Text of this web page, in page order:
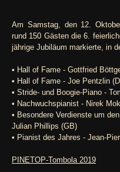
Am Samstag, den 12.
rund 150 Gästen die 6.
jährige Jubiläum markierte, in
• Hall of Fame - Gottfried
• Hall of Fame - Joe Pentzlin
• Stride- und Boogie-Piano -
• Nachwuchspianist - Nirek
• Besondere Verdienste um
Julian Phillips (GB)
• Pianist des Jahres - Jean-
PINETOP-Tombola 2019